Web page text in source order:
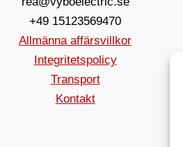
+49 15123569470
Allmänna affärsvillkor
Integritetspolicy
Transport
Kontakt